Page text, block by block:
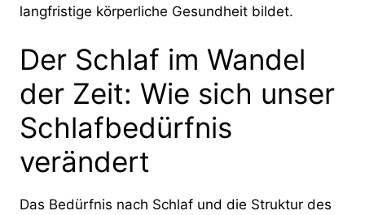
langfristige körperliche Gesundheit bildet.
Der Schlaf im Wandel
der Zeit: Wie sich unser
Schlafbedürfnis
verändert
Das Bedürfnis nach Schlaf und die Struktur des